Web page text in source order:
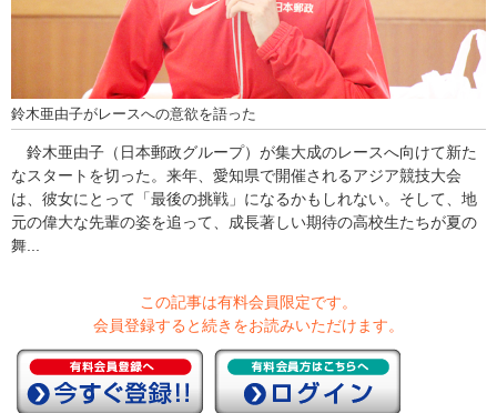
鈴木亜由子がレースへの意欲を語った
鈴木亜由子（日本郵政グループ）が集大成のレースへ向けて新た
なスタートを切った。来年、愛知県で開催されるアジア競技大会
は、彼女にとって「最後の挑戦」になるかもしれない。そして、地
元の偉大な先輩の姿を追って、成長著しい期待の高校生たちが夏の
舞...
この記事は有料会員限定です。
会員登録すると続きをお読みいただけます。